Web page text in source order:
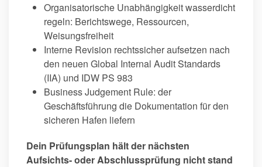
Organisatorische Unabhängigkeit wasserdicht
regeln: Berichtswege, Ressourcen,
Weisungsfreiheit
Interne Revision rechtssicher aufsetzen nach
den neuen Global Internal Audit Standards
(IIA) und IDW PS 983
Business Judgement Rule: der
Geschäftsführung die Dokumentation für den
sicheren Hafen liefern
Dein Prüfungsplan hält der nächsten
Aufsichts- oder Abschlussprüfung nicht stand